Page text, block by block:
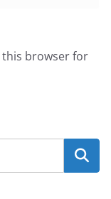
this browser for